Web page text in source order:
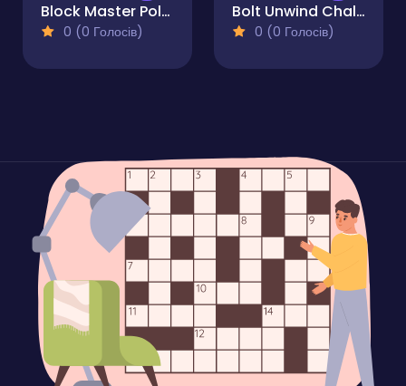
Block Master Polygonal Puzzle
0 (0 Голосів)
Bolt Unwind Challenge
0 (0 Голосів)